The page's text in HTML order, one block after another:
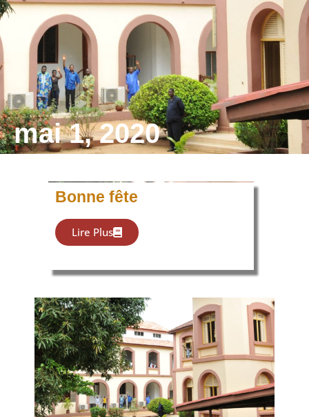
mai 1, 2020
Bonne fête
Lire Plus